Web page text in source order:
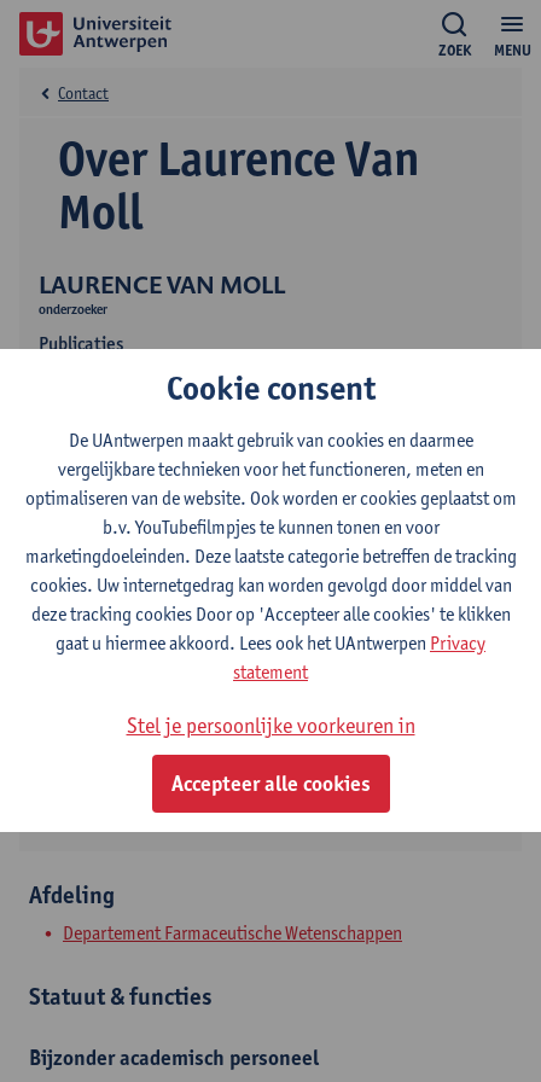
MENU
ZOEK
LAURENCE VAN MOLL
onderzoeker
Publicaties
Over Laurence Van
Moll
Contact
Contact
Campus Drie Eiken
Universiteitsplein 1
Afdeling
Departement Farmaceutische Wetenschappen
Statuut & functies
Bijzonder academisch personeel
Cookie consent
De UAntwerpen maakt gebruik van cookies en daarmee
vergelijkbare technieken voor het functioneren, meten en
optimaliseren van de website. Ook worden er cookies geplaatst om
b.v. YouTubefilmpjes te kunnen tonen en voor
marketingdoeleinden. Deze laatste categorie betreffen de tracking
cookies. Uw internetgedrag kan worden gevolgd door middel van
deze tracking cookies Door op 'Accepteer alle cookies' te klikken
gaat u hiermee akkoord. Lees ook het UAntwerpen Privacy
statement
Stel je persoonlijke voorkeuren in
Accepteer alle cookies